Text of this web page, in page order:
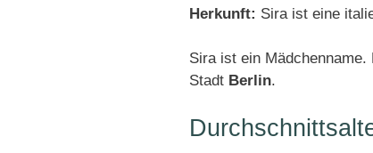
Herkunft: Sira ist eine
Sira ist ein
Stadt Berlin.